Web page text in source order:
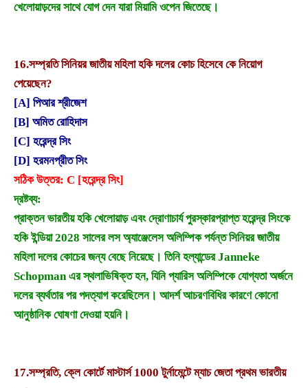
খেলোয়াড়দের সাথে যোগ দেন যারা মিয়ামি ওপেন জিতেছে।
16.সম্প্রতি সিনিয়র জাতীয় মহিলা হকি দলের কোচ হিসেবে কে নিয়োগ
পেয়েছেন?
[A] পিআর শ্রীজেশ
[B] অমিত রোহিদাস
[C] হরেন্দ্র সিং
[D] হরমনপ্রীত সিং
সঠিক উত্তর: C [হরেন্দ্র সিং]
দ্রষ্টব্য:
প্রাক্তন ভারতীয় হকি খেলোয়াড় এবং দ্রোণাচার্য পুরস্কারপ্রাপ্ত হরেন্দ্র সিংকে
হকি ইন্ডিয়া 2028 সালের লস অ্যাঞ্জেলেস অলিম্পিক পর্যন্ত সিনিয়র জাতীয়
মহিলা দলের কোচের জন্য বেছে নিয়েছে। তিনি হল্যান্ডের Janneke
Schopman এর স্থলাভিষিক্ত হন, যিনি প্যারিস অলিম্পিকে যোগ্যতা অর্জনে
দলের ব্যর্থতার পর পদত্যাগ করেছিলেন। আদর্শ আচরণবিধির কারণে কোনো
আনুষ্ঠানিক ঘোষণা দেওয়া হয়নি।
17.সম্প্রতি, ক্লে কোর্টে মাস্টার্স 1000 টুর্নামেন্টে ম্যাচ জেতা প্রথম ভারতীয়